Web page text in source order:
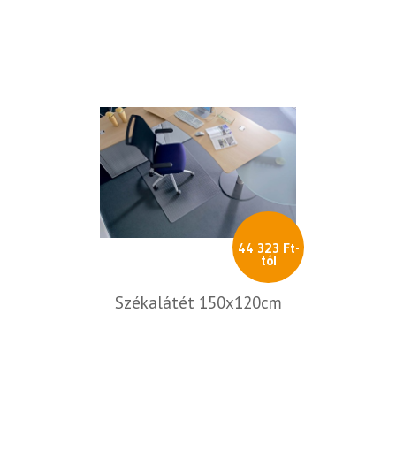
44 323 Ft-
tól
Székalátét 150x120cm